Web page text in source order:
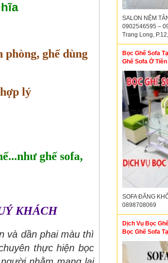
phòng, ghế dùng
lý
ghế sofa,
KHÁCH
và dần phai màu thì
thực hiện bọc
SALON NỆM
0902546595 –
Trang Long,
Bọc Ghế Sofa
Ghế Sofa Ở
SOFA ĐĂNG
0898708069
Dịch Vụ Bọc
Bọc Ghế Sofa